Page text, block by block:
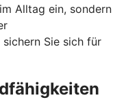
Alltag ein, sondern
Sie sich für